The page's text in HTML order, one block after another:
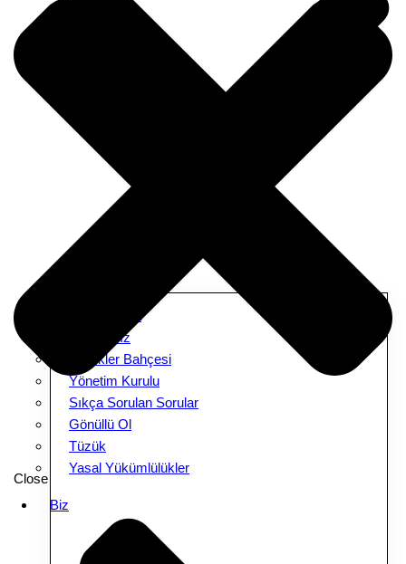
Amacımız
Melekler Bahçesi
Yönetim Kurulu
Sıkça Sorulan Sorular
Gönüllü Ol
Tüzük
Yasal Yükümlülükler
Close
Biz